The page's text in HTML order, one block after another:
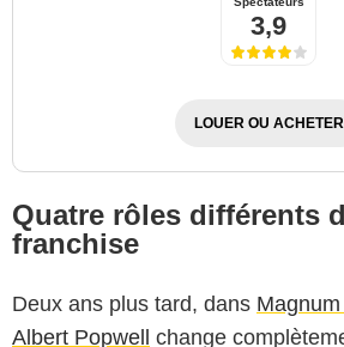
3,9
LOUER OU ACHETER
Quatre rôles différents
franchise
Deux ans plus tard, dans
Albert Popwell change